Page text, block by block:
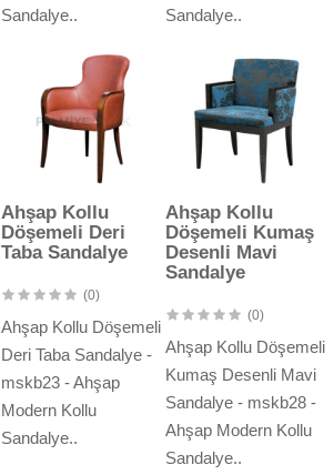
Sandalye..
Sandalye..
Ahşap Kollu
Döşemeli Deri
Taba Sandalye
(0)
Ahşap Kollu Döşemeli
Deri Taba Sandalye -
mskb23 - Ahşap
Modern Kollu
Sandalye..
Ahşap Kollu
Döşemeli Kumaş
Desenli Mavi
Sandalye
(0)
Ahşap Kollu Döşemeli
Kumaş Desenli Mavi
Sandalye - mskb28 -
Ahşap Modern Kollu
Sandalye..